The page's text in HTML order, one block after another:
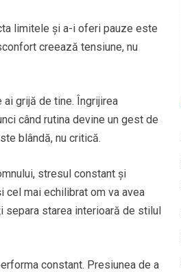
limitele și a-i oferi pauze este
creează tensiune, nu
grijă de tine. Îngrijirea
când rutina devine un gest de
blândă, nu critică.
stresul constant și
cel mai echilibrat om va avea
starea interioară de stilul
constant. Presiunea de a